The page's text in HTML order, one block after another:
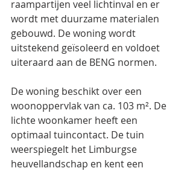
raampartijen veel lichtinval en er
wordt met duurzame materialen
gebouwd. De woning wordt
uitstekend geïsoleerd en voldoet
uiteraard aan de BENG normen.
De woning beschikt over een
woonoppervlak van ca. 103 m². De
lichte woonkamer heeft een
optimaal tuincontact. De tuin
weerspiegelt het Limburgse
heuvellandschap en kent een